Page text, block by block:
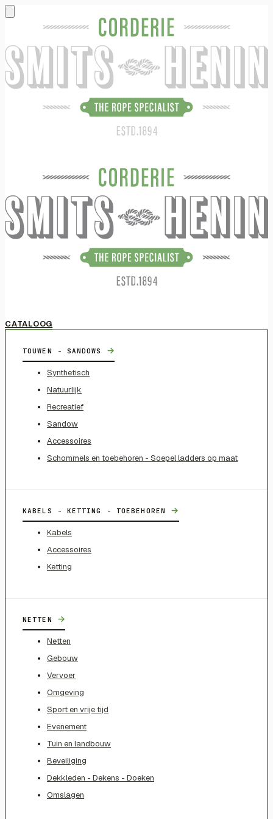
CATALOOG
TOUWEN - SANDOWS →
Synthetisch
Natuurlijk
Recreatief
Sandow
Accessoires
Schommels en toebehoren - Soepel ladders op maat
KABELS - KETTING - TOEBEHOREN →
Kabels
Accessoires
Ketting
NETTEN →
Netten
Gebouw
Vervoer
Omgeving
Sport en vrije tijd
Evenement
Tuin en landbouw
Beveiliging
Dekkleden - Dekens - Doeken
Omslagen